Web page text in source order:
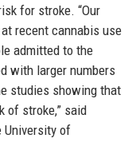
for stroke. “Our
recent cannabis use
admitted to the
with larger numbers
studies showing that
of stroke,” said
University of